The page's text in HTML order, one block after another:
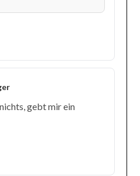
gebt mir ein